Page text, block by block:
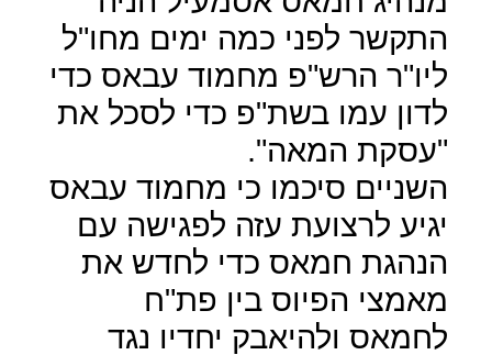
התקשר לפני כמה ימים מחו"ל
ליו"ר הרש"פ מחמוד עבאס כדי
לדון עמו בשת"פ כדי לסכל את
"עסקת המאה".
השניים סיכמו כי מחמוד עבאס
יגיע לרצועת עזה לפגישה עם
הנהגת חמאס כדי לחדש את
מאמצי הפיוס בין פת"ח
לחמאס ולהיאבק יחדיו נגד